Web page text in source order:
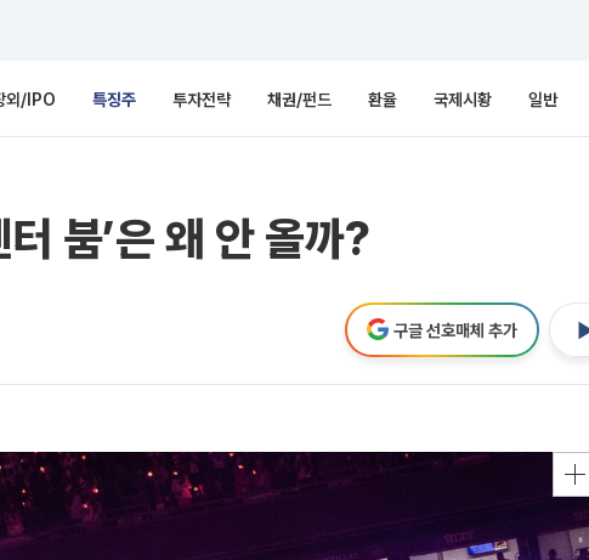
외/IPO 특징주 투자전략 채권/펀드 환율 국제시황 일반
붐’은 왜 안 올까?
구글 선호매체 추가